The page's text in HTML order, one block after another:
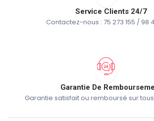
Service Clients 24/7
Contactez-nous : 75 273 155 / 98
Garantie De
Garantie satisfait ou remboursé sur